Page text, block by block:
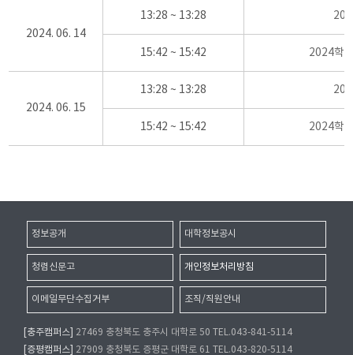
2024. 06. 14
13:28 ~ 13:28
15:42 ~ 15:42 2024학
2024. 06. 15
13:28 ~ 13:28
15:42 ~ 15:42 2024학
정보공개 대학정보공시
청렴신문고 개인정보처리방침
이메일무단수집거부 조직/직원안내
[충주캠퍼스]
27469 충청북도 충주시 대학로 50 TEL.043-841-5114
[증평캠퍼스]
27909 충청북도 증평군 대학로 61 TEL.043-820-5114